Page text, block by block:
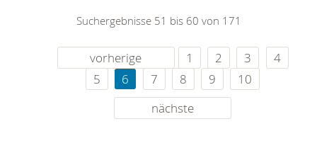
Suchergebnisse 51 bis 60 von 171
vorherige 1 2 3
4
5
6 7 8 9
10
nächste